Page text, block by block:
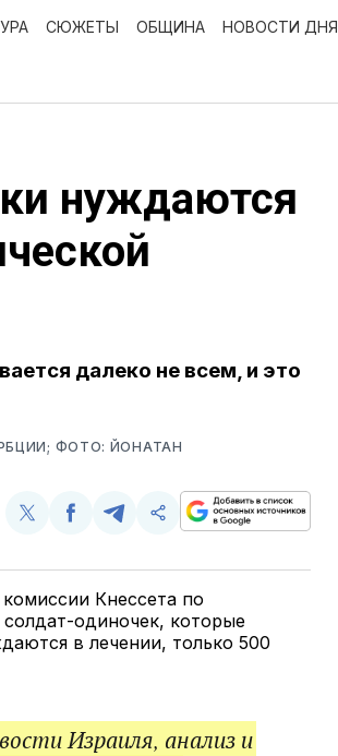
СЮЖЕТЫ ОБЩИНА НОВОСТИ ДНЯ
нуждаются
далеко не всем, и это
ФОТО: ЙОНАТАН
Поделиться
Twitter
Поделиться
Facebook
Поделиться
Telegram
Скопируйте
поделитесь
Кнессета по
одиночек, которые
в лечении, только 500
Израиля, анализ и